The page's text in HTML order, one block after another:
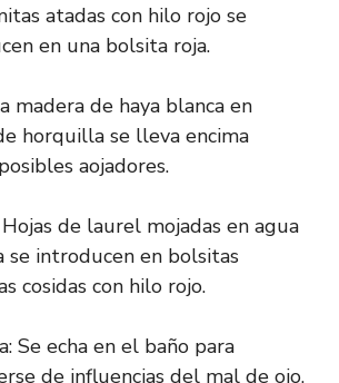
atadas con hilo rojo se
en una bolsita roja.
madera de haya blanca en
horquilla se lleva encima
aojadores.
de laurel mojadas en agua
se introducen en bolsitas
cosidas con hilo rojo.
Se echa en el baño para
de influencias del mal de ojo.